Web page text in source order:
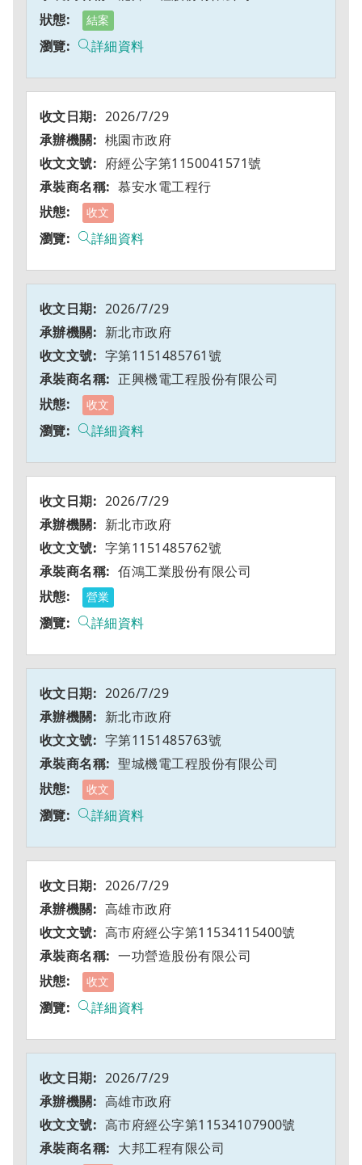
結案
詳細資料
2026/7/29
桃園市政府
府經公字第1150041571號
慕安水電工程行
收文
詳細資料
2026/7/29
新北市政府
字第1151485761號
正興機電工程股份有限公司
收文
詳細資料
2026/7/29
新北市政府
字第1151485762號
佰鴻工業股份有限公司
營業
詳細資料
2026/7/29
新北市政府
字第1151485763號
聖城機電工程股份有限公司
收文
詳細資料
2026/7/29
高雄市政府
高市府經公字第11534115400號
一功營造股份有限公司
收文
詳細資料
2026/7/29
高雄市政府
高市府經公字第11534107900號
大邦工程有限公司